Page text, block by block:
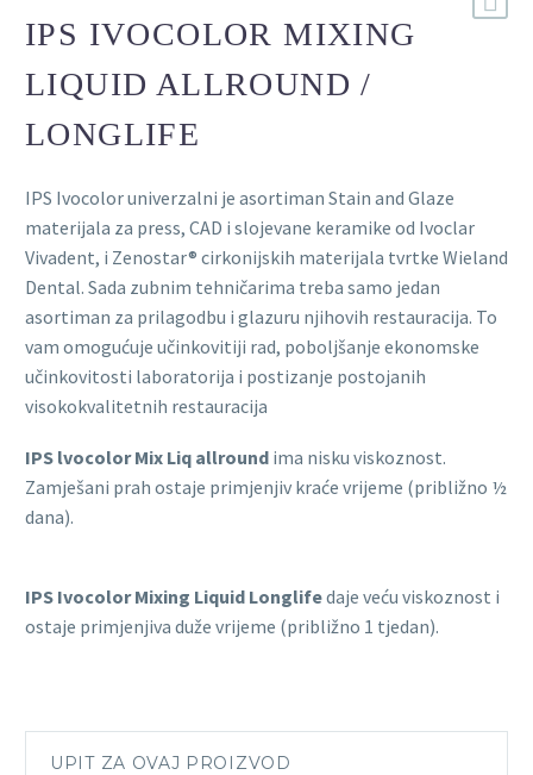
IPS IVOCOLOR MIXING
LIQUID ALLROUND /
LONGLIFE
IPS Ivocolor univerzalni je asortiman Stain and Glaze
materijala za press, CAD i slojevane keramike od Ivoclar
Vivadent, i Zenostar® cirkonijskih materijala tvrtke Wieland
Dental. Sada zubnim tehničarima treba samo jedan
asortiman za prilagodbu i glazuru njihovih restauracija. To
vam omogućuje učinkovitiji rad, poboljšanje ekonomske
učinkovitosti laboratorija i postizanje postojanih
visokokvalitetnih restauracija
IPS lvocolor Mix Liq allround ima nisku viskoznost.
Zamješani prah ostaje primjenjiv kraće vrijeme (približno ½
dana).
IPS Ivocolor Mixing Liquid Longlifedaje veću viskoznost i
ostaje primjenjiva duže vrijeme (približno 1 tjedan).
UPIT ZA OVAJ PROIZVOD